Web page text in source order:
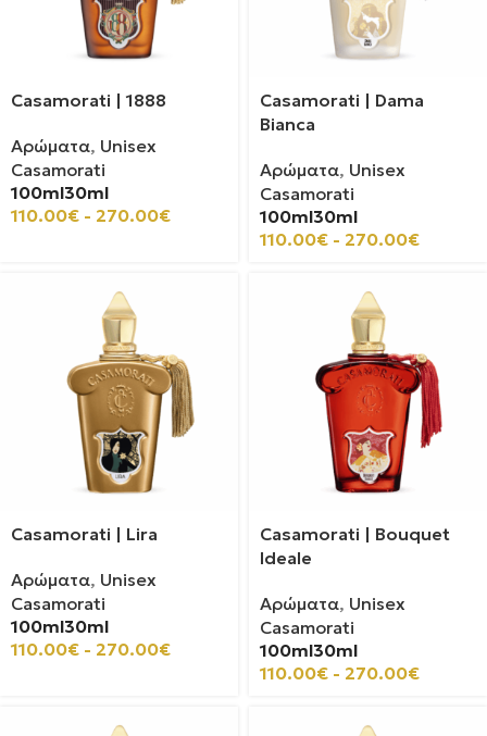
Casamorati | 1888
Αρώματα, Unisex
Casamorati
100ml30ml
110.00€ - 270.00€
Casamorati | Dama
Bianca
Αρώματα, Unisex
Casamorati
100ml30ml
110.00€ - 270.00€
Casamorati | Lira
Αρώματα, Unisex
Casamorati
100ml30ml
110.00€ - 270.00€
Casamorati | Bouquet
Ideale
Αρώματα, Unisex
Casamorati
100ml30ml
110.00€ - 270.00€